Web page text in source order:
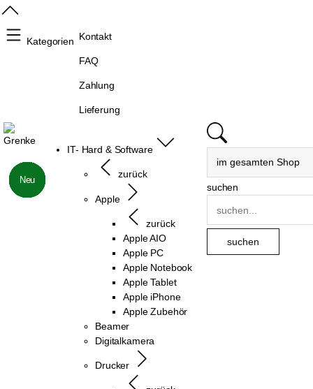
Kategorien Kontakt
FAQ
Zahlung
Lieferung
IT- Hard & Software
zurück
Apple
zurück
Apple AIO
Apple PC
Apple Notebook
Apple Tablet
Apple iPhone
Apple Zubehör
Beamer
Digitalkamera
Drucker
suchen
Neu
Neu
Neu
Neu
Neu
Neu
Neu